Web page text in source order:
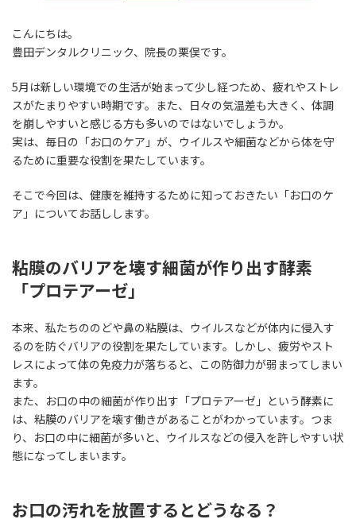
こんにちは。
豊田デンタルクリニック、院長の栗俣です。
5月は新しい環境での生活が始まって少し経つため、疲れやストレ
スがたまりやすい時期です。また、日々の気温差も大きく、体調
を崩しやすいと感じる方も多いのではないでしょうか。
実は、毎日の「お口のケア」が、ウイルスや細菌などから体を守
るために重要な役割を果たしています。
そこで今回は、健康を維持するために知っておきたい「お口のケ
ア」についてお話しします。
粘膜のバリアを壊す細菌が作り出す酵素
「プロテアーゼ」
本来、私たちののどや鼻の粘膜は、ウイルスなどが体内に侵入す
るのを防ぐバリアの役割を果たしています。しかし、疲労やスト
レスによって体の免疫力が落ちると、この防御力が弱まってしまい
ます。
また、お口の中の細菌が作り出す「プロテアーゼ」という酵素に
は、粘膜のバリアを壊す働きがあることがわかっています。つま
り、お口の中に細菌が多いと、ウイルスなどの侵入を許しやすい状
態になってしまいます。
お口の汚れを放置するとどうなる？